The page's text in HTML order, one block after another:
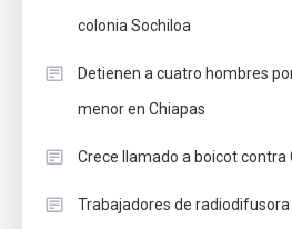
colonia Sochiloa
Detienen a cuatro hombres
menor en Chiapas
Crece llamado a boicot contra
Trabajadores de